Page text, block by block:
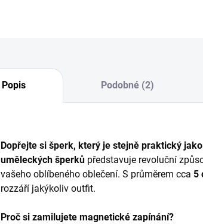
Popis Podobné (2)
Dopřejte si šperk, který je stejně praktický
uměleckých šperků představuje revoluční
vašeho oblíbeného oblečení. S průměrem cca 5
rozzáří jakýkoliv outfit.
Proč si zamilujete magnetické zapínání?